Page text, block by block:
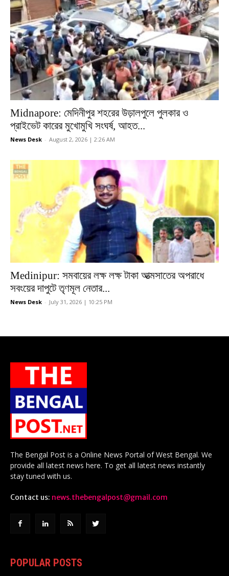
Midnapore: মেদিনীপুর শহরের উড়ালপুলে পুলকার ও
প্রাইভেট কারের মুখোমুখি সংঘর্ষ, আহত...
News Desk - August 2, 2026 | 2:26 AM
Medinipur: সমবায়ের লক্ষ লক্ষ টাকা আত্মসাতের অপরাধে
সবংয়ের দাপুটে তৃণমূল নেতার...
News Desk - July 31, 2026 | 10:25 PM
The Bengal Post is a Online News Portal of West Bengal. We
provide all latest news here. To get all latest news instantly
stay tuned with us.
Contact us: news.thebengalpost@gmail.com
POPULAR POSTS